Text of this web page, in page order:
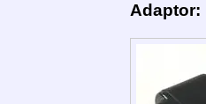
Adaptor: